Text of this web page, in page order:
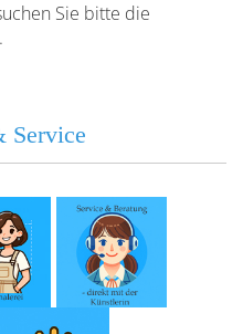
Sie bitte die
Service